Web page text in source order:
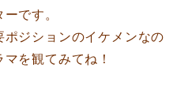
です。
ジションのイケメンなの
を観てみてね！